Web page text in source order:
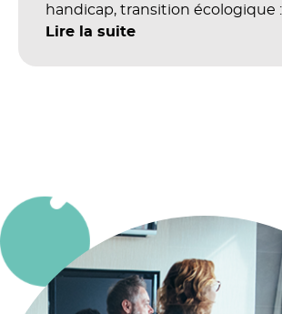
handicap, transition écologique
impacts concrets pour les
Lire la suite